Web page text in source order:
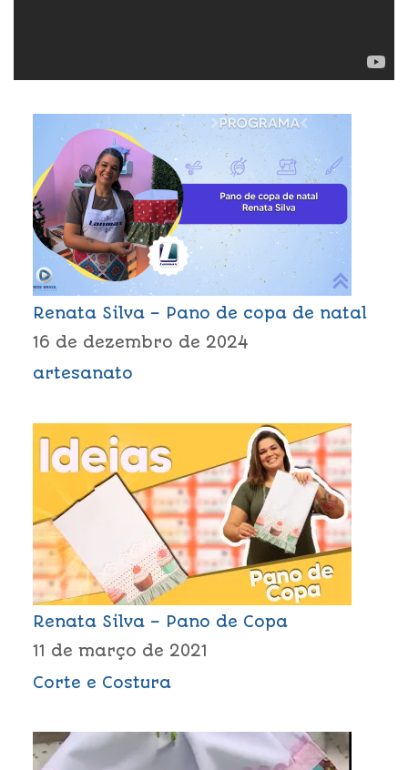
Renata Silva – Pano de copa de natal
16 de dezembro de 2024
artesanato
Renata Silva – Pano de Copa
11 de março de 2021
Corte e Costura